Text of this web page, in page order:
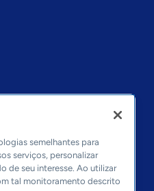
semelhantes para
serviços, personalizar
de seu interesse. Ao utilizar
tal monitoramento descrito